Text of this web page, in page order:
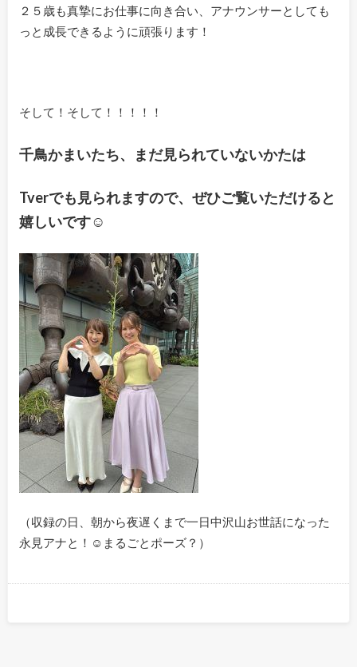
２５歳も真摯にお仕事に向き合い、アナウンサーとしても
っと成長できるように頑張ります！
そして！そして！！！！！
千鳥かまいたち、まだ見られていないかたは
Tverでも見られますので、ぜひご覧いただけると
嬉しいです☺
（収録の日、朝から夜遅くまで一日中沢山お世話になった
永見アナと！☺まるごとポーズ？）